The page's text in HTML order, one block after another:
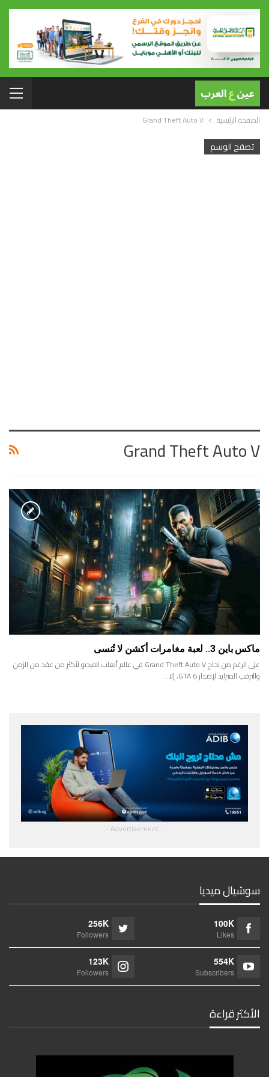
الصفحة الرئيسية Grand Theft Auto V
تصفح الوسم
Grand Theft Auto V
ماكس باين 3.. لعبة مغامرات أكشن لا تُنسى
على الرغم من نجاح Grand Theft Auto V في عالم ألعاب الفيديو لأكثر من عقد من الزمن
والترقب المتزايد لإصدار GTA 6، إلا…
- Advertisement -
سوشيال ميديا
100K
Likes
256K
Followers
554K
Subscribers
123K
Followers
الأكثر قراءة